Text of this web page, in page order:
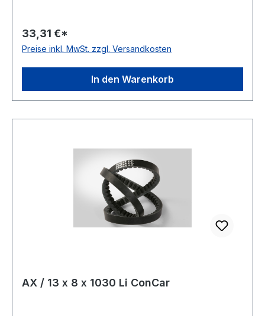
Ausführung flankenoffen, formgezahnt
antistatisch ja Norm DIN 2237 Material
33,31 €*
Preise inkl. MwSt. zzgl. Versandkosten
In den Warenkorb
AX / 13 x 8 x 1030 Li ConCar